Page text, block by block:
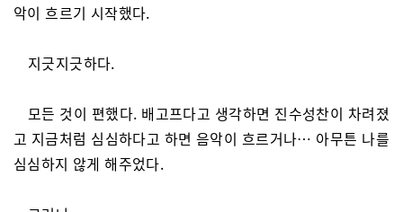
악이 흐르기 시작했다.
지긋지긋하다.
모든 것이 편했다. 배고프다고 생각하면 진수성찬이 차려졌
고 지금처럼 심심하다고 하면 음악이 흐르거나… 아무튼 나를
심심하지 않게 해주었다.